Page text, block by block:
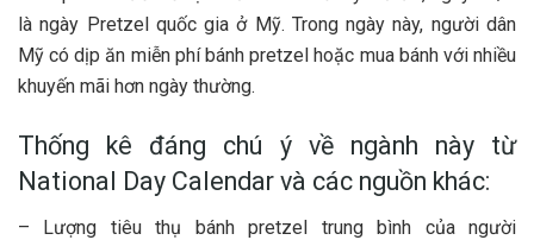
là ngày Pretzel quốc gia ở Mỹ. Trong ngày này, người dân
Mỹ có dịp ăn miễn phí bánh pretzel hoặc mua bánh với nhiều
khuyến mãi hơn ngày thường.
Thống kê đáng chú ý về ngành này từ
National Day Calendar và các nguồn khác:
– Lượng tiêu thụ bánh pretzel trung bình của người